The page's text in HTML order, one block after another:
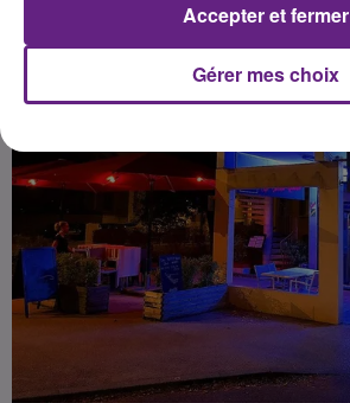
Gérer mes choix
Accepter et fermer